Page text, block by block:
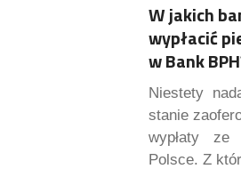
W jakich
wypłacić
w Bank
Niestety
stanie
wypłaty ze
Polsce. Z